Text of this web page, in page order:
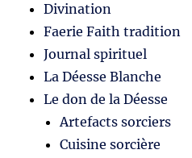
Divination
Faerie Faith tradition
Journal spirituel
La Déesse Blanche
Le don de la Déesse
Artefacts sorciers
Cuisine sorcière